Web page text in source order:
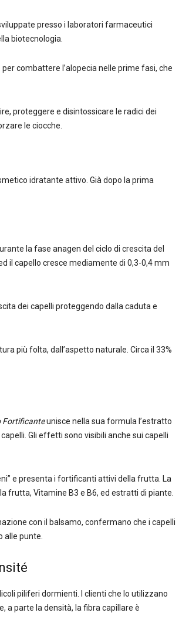
presso i laboratori farmaceutici
biotecnologia.
combattere l’alopecia nelle prime fasi, che
proteggere e disintossicare le radici dei
le ciocche.
idratante attivo. Già dopo la prima
la fase anagen del ciclo di crescita del
il capello cresce mediamente di 0,3-0,4 mm
dei capelli proteggendo dalla caduta e
più folta, dall’aspetto naturale. Circa il 33%
Fortificanteunisce nella sua formula l’estratto
Gli effetti sono visibili anche sui capelli
e presenta i fortificanti attivi della frutta. La
frutta, Vitamine B3 e B6, ed estratti di piante.
con il balsamo, confermano che i capelli
alle punte.
piliferi dormienti. I clienti che lo utilizzano
a parte la densità, la fibra capillare è